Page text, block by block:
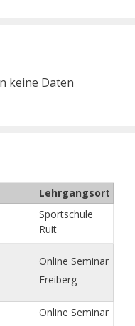
keine Daten
Lehrgangsort
Sportschule
Ruit
Online Seminar
Freiberg
Online Seminar